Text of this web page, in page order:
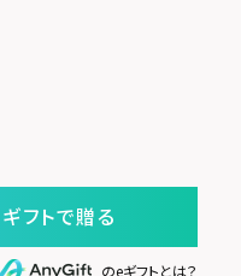
フトで贈る
のeギフトとは？